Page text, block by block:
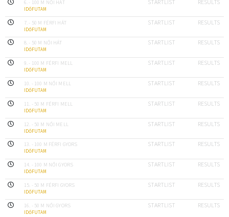
6. - 100 M NŐI HÁT
IDŐFUTAM
STARTLIST RESULTS
7. - 50 M FÉRFI HÁT
IDŐFUTAM
STARTLIST RESULTS
8. - 50 M NŐI HÁT
IDŐFUTAM
STARTLIST RESULTS
9. - 100 M FÉRFI MELL
IDŐFUTAM
STARTLIST RESULTS
10. - 100 M NŐI MELL
IDŐFUTAM
STARTLIST RESULTS
11. - 50 M FÉRFI MELL
IDŐFUTAM
STARTLIST RESULTS
12. - 50 M NŐI MELL
IDŐFUTAM
STARTLIST RESULTS
13. - 100 M FÉRFI GYORS
IDŐFUTAM
STARTLIST RESULTS
14. - 100 M NŐI GYORS
IDŐFUTAM
STARTLIST RESULTS
15. - 50 M FÉRFI GYORS
IDŐFUTAM
STARTLIST RESULTS
16. - 50 M NŐI GYORS
IDŐFUTAM
STARTLIST RESULTS